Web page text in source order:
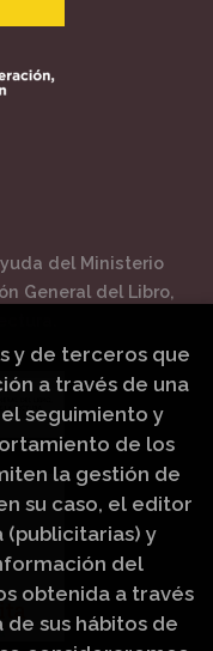
del Ministerio
General del Libro,
y de terceros que
a través de una
seguimiento y
de los
la gestión de
su caso, el editor
(publicitarias) y
del
obtenida a través
sus hábitos de